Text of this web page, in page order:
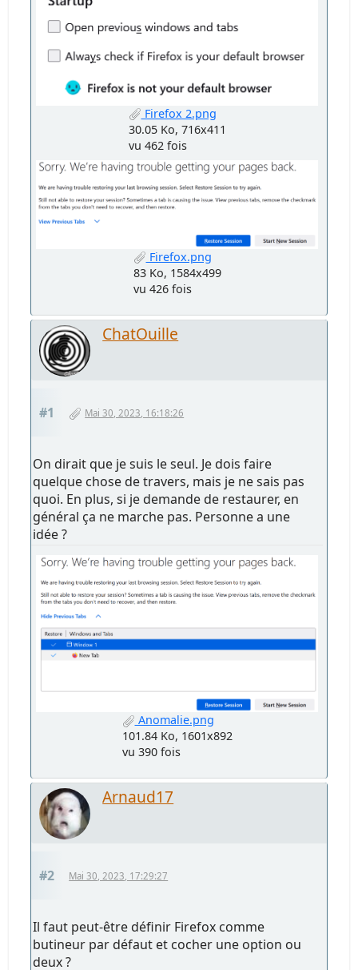
Firefox 2.png
30.05 Ko, 716x411
vu 462 fois
Firefox.png
83 Ko, 1584x499
vu 426 fois
ChatOuille
#1 Mai 30, 2023, 16:18:26
On dirait que je suis le seul. Je dois faire
quelque chose de travers, mais je ne sais pas
quoi. En plus, si je demande de restaurer, en
général ça ne marche pas. Personne a une
idée ?
Anomalie.png
101.84 Ko, 1601x892
vu 390 fois
Arnaud17
#2 Mai 30, 2023, 17:29:27
Il faut peut-être définir Firefox comme
butineur par défaut et cocher une option ou
deux ?